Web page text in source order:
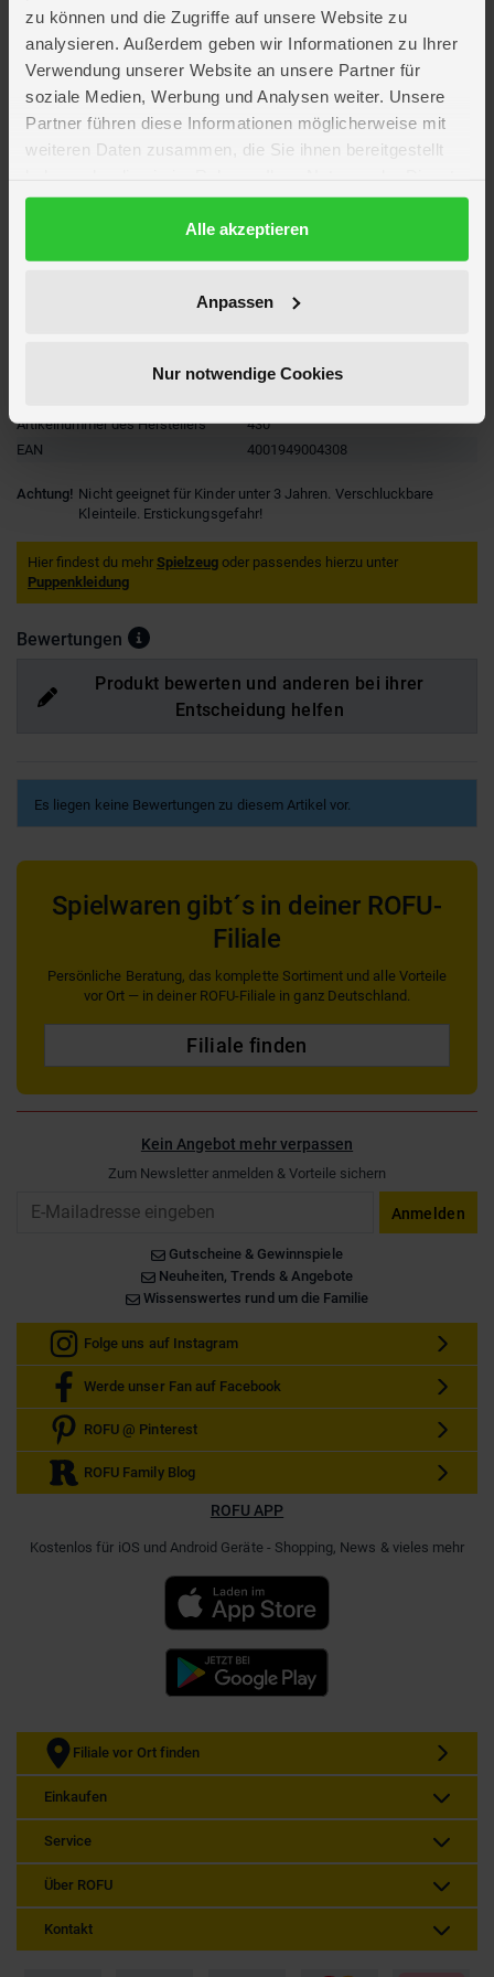
zu können und die Zugriffe auf unsere Website zu
analysieren. Außerdem geben wir Informationen zu Ihrer
Verwendung unserer Website an unsere Partner für
soziale Medien, Werbung und Analysen weiter. Unsere
Partner führen diese Informationen möglicherweise mit
weiteren Daten zusammen, die Sie ihnen bereitgestellt
gesammelt haben.
DatenschutzerklärungAlle akzeptieren
Anpassen
Nur notwendige Cookies
Lieferumfang
Artikelmerkmale
Altersempfehlung
ab 3 Jahre
4
Prinzessin
Artikelnummer des Herstellers
430
EAN
4001949004308
Achtung! Nicht geeignet für Kinder unter 3 Jahren. Verschluckbare
Kleinteile. Erstickungsgefahr!
Hier findest du mehr Spielzeug oder passendes hierzu unter
Puppenkleidung
Bewertungen
Produkt bewerten und anderen bei ihrer
Entscheidung helfen
Es liegen keine Bewertungen zu diesem Artikel vor.
Spielwaren gibt´s in deiner ROFU-
Filiale
Persönliche Beratung, das komplette Sortiment und alle Vorteile
vor Ort — in deiner ROFU-Filiale in ganz Deutschland.
Filiale finden
Kein Angebot mehr verpassen
Zum Newsletter anmelden & Vorteile sichern
Anmelden
Gutscheine & Gewinnspiele
Neuheiten, Trends & Angebote
Wissenswertes rund um die Familie
Folge uns auf Instagram
Werde unser Fan auf Facebook
ROFU @ Pinterest
ROFU Family Blog
ROFU APP
Kostenlos für iOS und Android Geräte - Shopping, News & vieles mehr
Filiale vor Ort finden
Einkaufen
Service
Über ROFU
Kontakt